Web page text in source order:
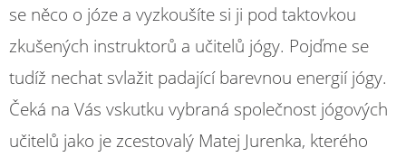
se něco o józe a vyzkoušíte si ji pod taktovkou
zkušených instruktorů a učitelů jógy. Pojďme se
tudíž nechat svlažit padající barevnou energií jógy.
Čeká na Vás vskutku vybraná společnost jógových
učitelů jako je zcestovalý Matej Jurenka, kterého